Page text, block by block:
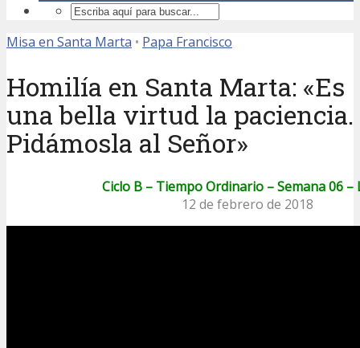
Misa en Santa Marta • Papa Francisco
Homilía en Santa Marta: «Es
una bella virtud la paciencia.
Pidámosla al Señor»
Ciclo B – Tiempo Ordinario – Semana 06 –
12 de febrero de 2018